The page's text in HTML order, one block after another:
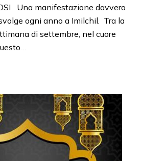
Una manifestazione davvero
ogni anno a Imilchil. Tra la
di settembre, nel cuore